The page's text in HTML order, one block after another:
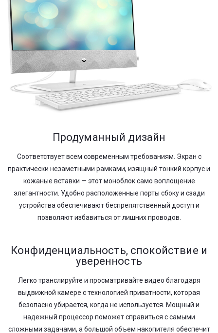
Продуманный дизайн
Соответствует всем современным требованиям. Экран с
практически незаметными рамками, изящный тонкий корпус и
кожаные вставки — этот моноблок само воплощение
элегантности. Удобно расположенные порты сбоку и сзади
устройства обеспечивают беспрепятственный доступ и
позволяют избавиться от лишних проводов.
Конфиденциальность, спокойствие и
уверенность
Легко транслируйте и просматривайте видео благодаря
выдвижной камере с технологией приватности, которая
безопасно убирается, когда не используется. Мощный и
надежный процессор поможет справиться с самыми
сложными задачами, а большой объем накопителя обеспечит